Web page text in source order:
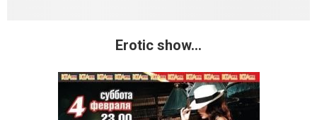
Erotic show...